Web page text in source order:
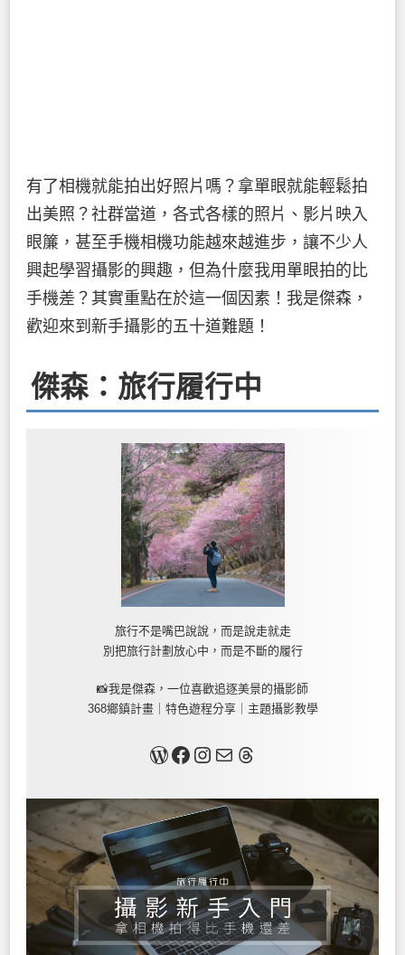
有了相機就能拍出好照片嗎？拿單眼就能輕鬆拍
出美照？社群當道，各式各樣的照片、影片映入
眼簾，甚至手機相機功能越來越進步，讓不少人
興起學習攝影的興趣，但為什麼我用單眼拍的比
手機差？其實重點在於這一個因素！我是傑森，
歡迎來到新手攝影的五十道難題！
傑森：旅行履行中
旅行不是嘴巴說說，而是說走就走
別把旅行計劃放心中，而是不斷的履行
📸我是傑森，一位喜歡追逐美景的攝影師
368鄉鎮計畫｜特色遊程分享｜主題攝影教學
關於我Facebook InstagramMail Threads